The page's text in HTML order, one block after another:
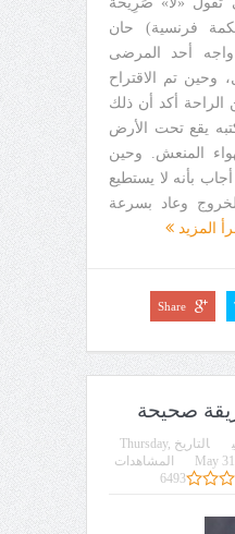
فرنسية) حان
واجه أحد المرضى
وحين تم الاقتراح
الراحة أكد أن ذلك
يقع تحت الأرض
المنعش. وحين
بأنه لا يستطيع
وعاد بسرعة
المزيد
Share
صحيحة
التاريخ Thursday,
May
المشاهدات
6493